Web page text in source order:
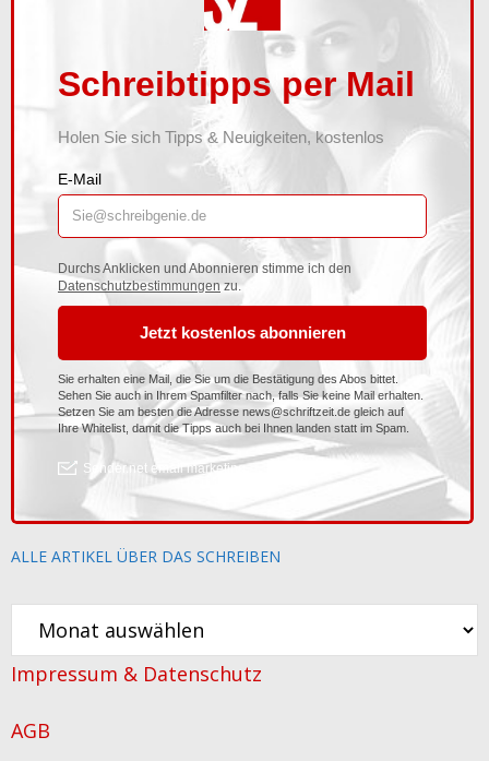
ALLE ARTIKEL ÜBER DAS SCHREIBEN
Alle
Artikel
über
Impressum & Datenschutz
AGB